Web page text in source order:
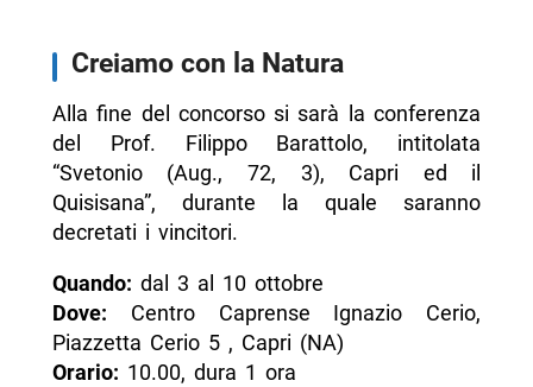
Creiamo con la Natura
Alla fine del concorso si sarà la conferenza
del Prof. Filippo Barattolo, intitolata
“Svetonio (Aug., 72, 3), Capri ed il
Quisisana”, durante la quale saranno
decretati i vincitori.
Quando: dal 3 al 10 ottobre
Dove: Centro Caprense Ignazio Cerio,
Piazzetta Cerio 5 , Capri (NA)
Orario: 10.00, dura 1 ora